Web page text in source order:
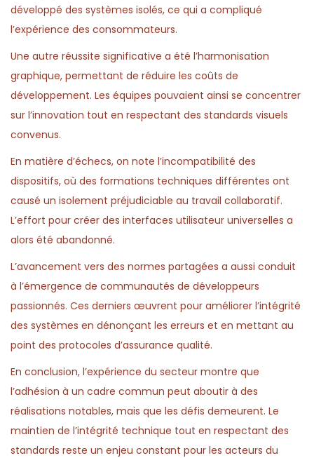
développé des systèmes isolés, ce qui a compliqué
l’expérience des consommateurs.
Une autre réussite significative a été l’harmonisation
graphique, permettant de réduire les coûts de
développement. Les équipes pouvaient ainsi se concentrer
sur l’innovation tout en respectant des standards visuels
convenus.
En matière d’échecs, on note l’incompatibilité des
dispositifs, où des formations techniques différentes ont
causé un isolement préjudiciable au travail collaboratif.
L’effort pour créer des interfaces utilisateur universelles a
alors été abandonné.
L’avancement vers des normes partagées a aussi conduit
à l’émergence de communautés de développeurs
passionnés. Ces derniers œuvrent pour améliorer l’intégrité
des systèmes en dénonçant les erreurs et en mettant au
point des protocoles d’assurance qualité.
En conclusion, l’expérience du secteur montre que
l’adhésion à un cadre commun peut aboutir à des
réalisations notables, mais que les défis demeurent. Le
maintien de l’intégrité technique tout en respectant des
standards reste un enjeu constant pour les acteurs du